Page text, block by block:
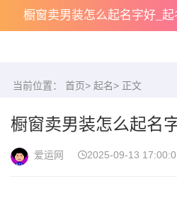
橱窗卖男装怎么起名字好_
当前位置： 首页> 起名> 正文
橱窗卖男装怎么起名
爱运网 2025-09-13